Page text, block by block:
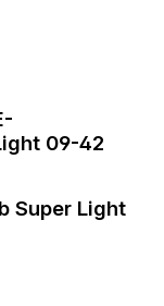
09-42
Super Light